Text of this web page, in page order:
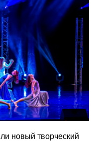
новый творческий